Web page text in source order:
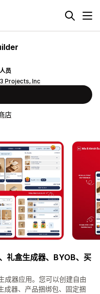
员
Projects, Inc
店
礼盒生成器、BYOB、买
成器应用。您可以创建自由
成器、产品捆绑包、固定捆